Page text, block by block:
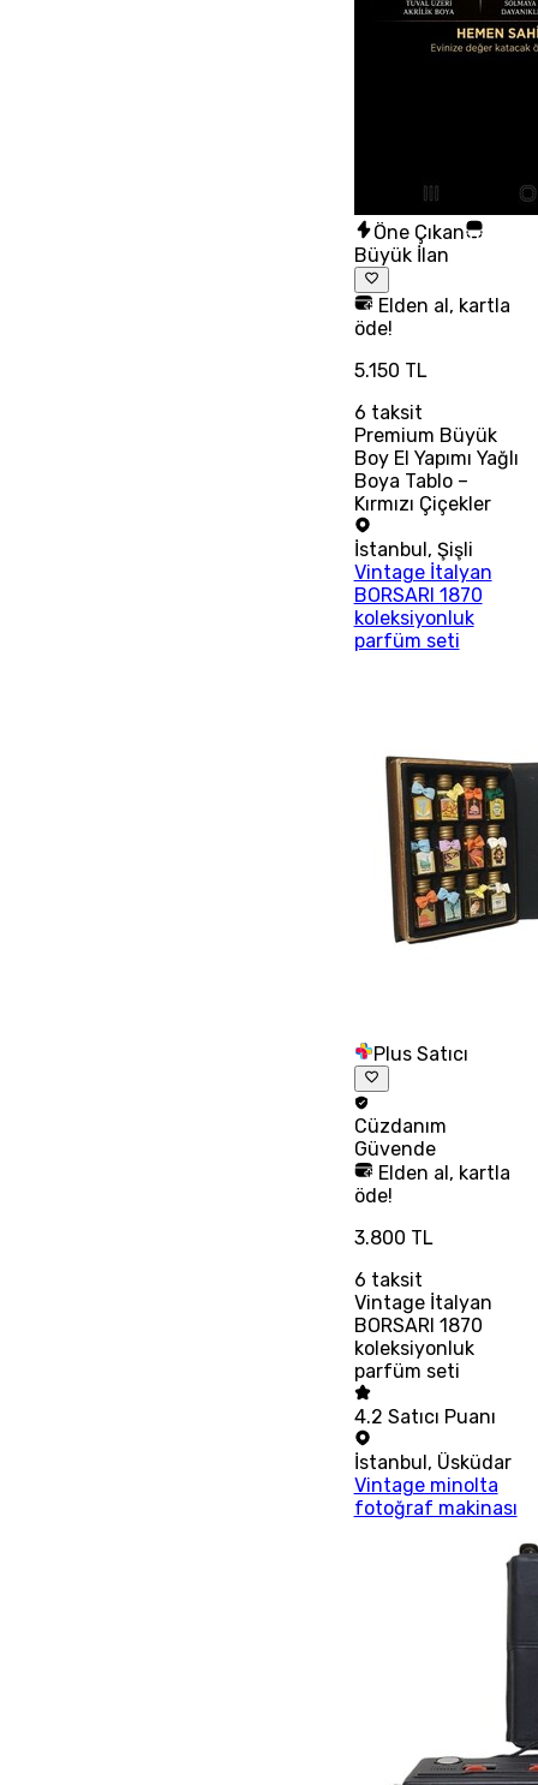
Öne Çıkan
Büyük İlan
Elden al, kartla
öde!
5.150 TL
6 taksit
Premium Büyük
Boy El Yapımı Yağlı
Boya Tablo –
Kırmızı Çiçekler
İstanbul, Şişli
Vintage İtalyan
BORSARI 1870
koleksiyonluk
parfüm seti
Plus Satıcı
Cüzdanım
Güvende
Elden al, kartla
öde!
3.800 TL
6 taksit
Vintage İtalyan
BORSARI 1870
koleksiyonluk
parfüm seti
4.2 Satıcı Puanı
İstanbul , Üsküdar
Vintage minolta
fotoğraf makinası